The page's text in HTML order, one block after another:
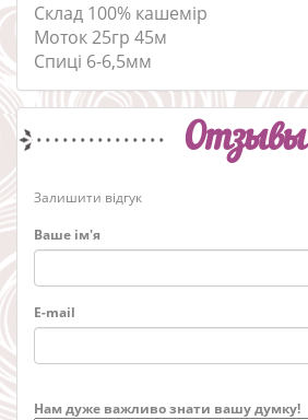
Склад 100% кашемір
Моток 25гр 45м
Спиці 6-6,5мм
Отзывы
Залишити відгук
Ваше ім'я
E-mail
Нам дуже важливо знати вашу думку!